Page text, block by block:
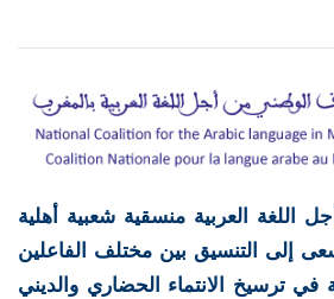
اللغة العربية منسقية شعبية أهلية
إلى التنسيق بين مختلف الفاعلين
في ترسيخ الانتماء الحضاري والديني